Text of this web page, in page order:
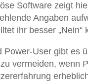
Software zeigt
Angaben
ihr besser „Nein“
Power-User gibt es
vermeiden, wenn